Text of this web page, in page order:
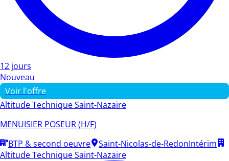
12 jours
Nouveau
Voir l'offre
Altitude Technique Saint-Nazaire
MENUISIER POSEUR (H/F)
BTP & second oeuvre
Saint-Nicolas-de-RedonIntérim
Altitude Technique Saint-Nazaire